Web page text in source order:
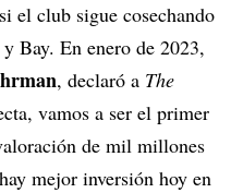
el club sigue cosechando
Bay. En enero de 2023,
, declaró a The
vamos a ser el primer
de mil millones
mejor inversión hoy en